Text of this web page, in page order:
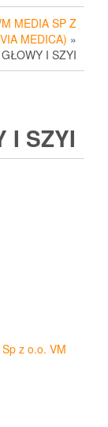
MEDIA SP Z
MEDICA) »
I SZYI
I SZYI
z o.o. VM